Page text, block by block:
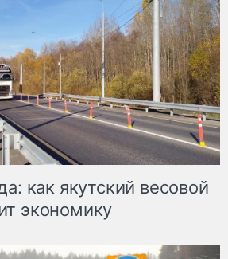
как якутский весовой
экономику